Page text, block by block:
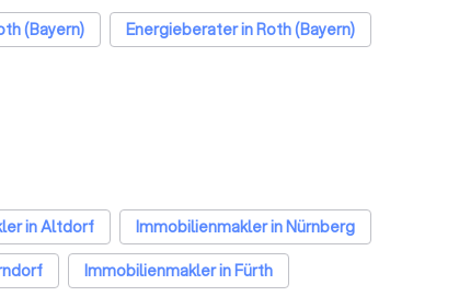
(Bayern) Energieberater in Roth (Bayern)
in Altdorf
Immobilienmakler in Nürnberg
Immobilienmakler in Fürth